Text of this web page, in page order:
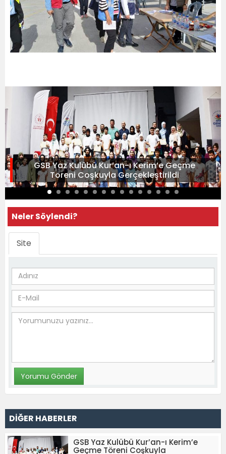
GSB Yaz Kulübü Kur’an-ı Kerim’e Geçme
Töreni Coşkuyla Gerçekleştirildi
Neler Söylendi?
Site
DİĞER HABERLER
GSB Yaz Kulübü Kur’an-ı Kerim’e
Geçme Töreni Coşkuyla